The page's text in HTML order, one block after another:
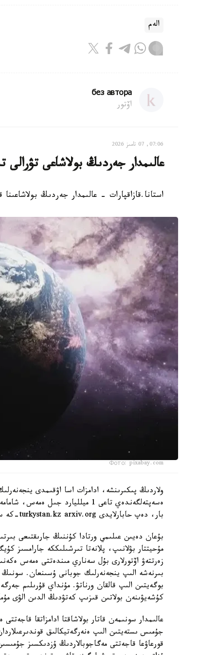
الەم
без автора
اۆتور
07:06, 07 تامىز 2026
عالىمدار جەردىڭ بولاشاعى تۋرالى
استانا.قازاقپارات - عالىمدار جەردىڭ
Фото: pixabay.com
ولاردىڭ پىكىرىنشە، ادامزات اسا اۋقىمدى
بار، دەپ حابارلايدى turkystan.kz arxiv.org-كە سىلتەمە جاساپ.
بۇعان دەيىن عىلىمي ورتادا كۇننىڭ جارىقتىعى
مۇحيتتار بۋلانىپ، پلانەتا تىرشىلىككە جارامسىز
زەرتتەۋ اۆتورلارى بۇل سەناري مىندەتتى ەمەس
بىرنەشە الىپ ينجەنەرلىك جوبانى ۇسىنعان.
بوگەيتىن الىپ قالقان ورناتۋ. مۇنداي قۇرىلىم
كۇشەيۋىنەن بولاتىن قىزىپ كەتۋدىڭ الدىن الۋى
عالىمدار سونىمەن قاتار بولاشاقتا ادامزاتقا
جۇمىس ىستەيتىن الىپ ەنەرگەتيكالىق
قورعاۋعا قاجەتتى مەگاجوبالاردىڭ ۇزدىكسىز